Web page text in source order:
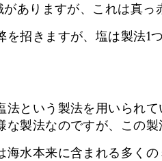
ありますが、これは真っ
招きますが、塩は製法1
という製法を用いられ
製法なのですが、この製
海水本来に含まれる多く